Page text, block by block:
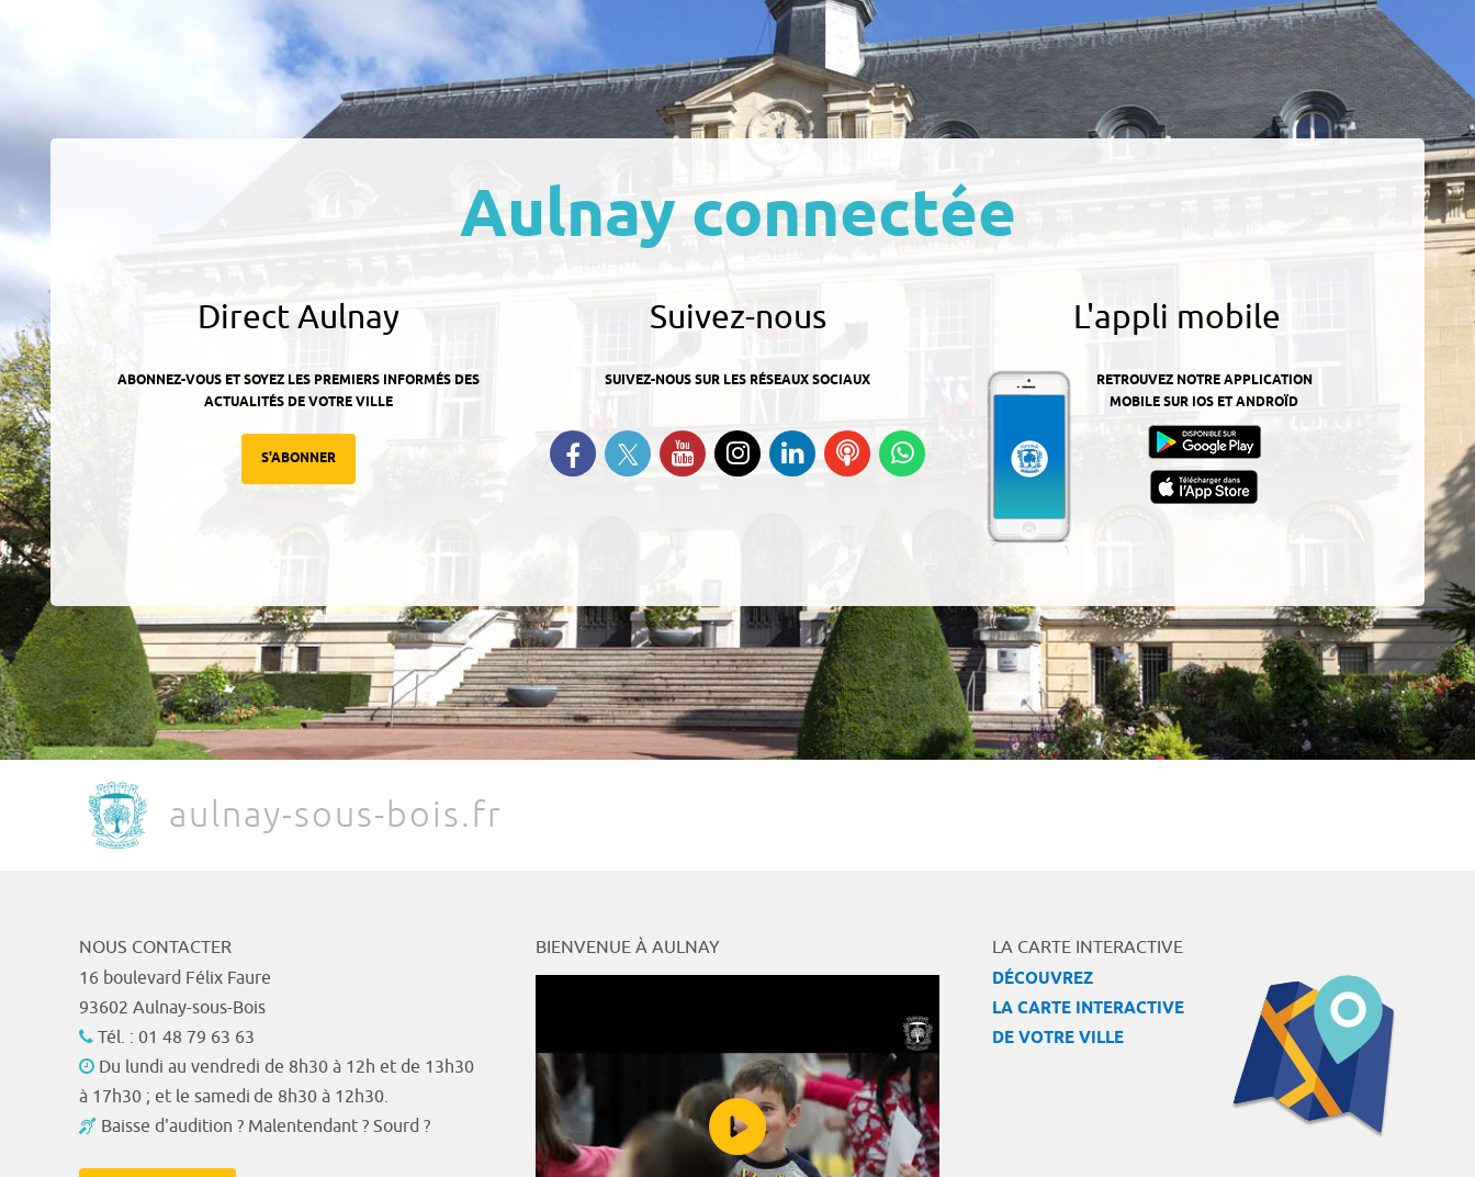
Aulnay connectée
Direct Aulnay
ABONNEZ-VOUS ET SOYEZ LES PREMIERS INFORMÉS DES
ACTUALITÉS DE VOTRE VILLE
S'ABONNER
Suivez-nous
SUIVEZ-NOUS SUR LES RÉSEAUX SOCIAUX
Retrouvez-nous sur Facebook
Suivez-nous sur Twitter
Suivez-nous sur YouTube
Suivez-nous sur
Instagram
Retrouvez-nous
sur Linkedin
Ecoutez
nos
L'appli mobile
RETROUVEZ NOTRE APPLICATION
MOBILE SUR IOS ET ANDROÏD
aulnay-sous-bois.fr
NOUS CONTACTER
16 boulevard Félix Faure
93602 Aulnay-sous-Bois
Tél. : 01 48 79 63 63
Du lundi au vendredi de 8h30 à 12h et de 13h30
à 17h30 ; et le samedi de 8h30 à 12h30.
Baisse d'audition ? Malentendant ? Sourd ?
BIENVENUE À AULNAY
LA CARTE INTERACTIVE
DÉCOUVREZ
LA CARTE INTERACTIVE
DE VOTRE VILLE